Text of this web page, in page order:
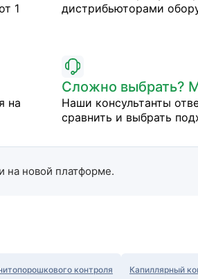
1
дистрибьюторами
на
Сложно выбрать?
Наши консультанты
сравнить и выбрать
на новой платформе.
контроля Капиллярный